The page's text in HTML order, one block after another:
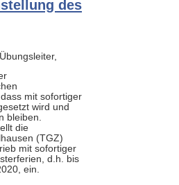
des
mit sofortiger
wird und
bleiben.
die
(TGZ)
mit sofortiger
d.h. bis
ein.